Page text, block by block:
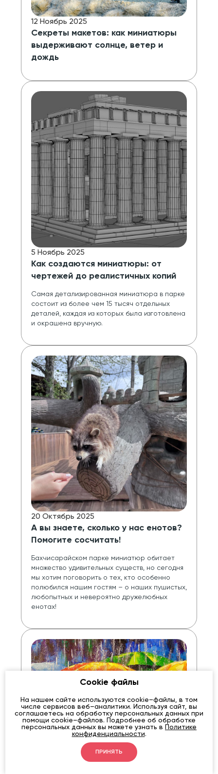
12 Ноябрь 2025
Секреты макетов: как миниатюры
выдерживают солнце, ветер и
дождь
5 Ноябрь 2025
Как создаются миниатюры: от
чертежей до реалистичных копий
Cамая детализированная миниатюра в парке
состоит из более чем 15 тысяч отдельных
деталей, каждая из которых была изготовлена
и окрашена вручную.
20 Октябрь 2025
А вы знаете, сколько у нас енотов?
Помогите сосчитать!
Бахчисарайском парке миниатюр обитает
множество удивительных существ, но сегодня
мы хотим поговорить о тех, кто особенно
полюбился нашим гостям – о наших пушистых,
любопытных и невероятно дружелюбных
енотах!
Cookie файлы
На нашем сайте используются cookie–файлы, в том
числе сервисов веб–аналитики. Используя сайт, вы
соглашаетесь на обработку персональных данных при
помощи cookie–файлов. Подробнее об обработке
персональных данных вы можете узнать в Политике
конфиденциальности.
ПРИНЯТЬ